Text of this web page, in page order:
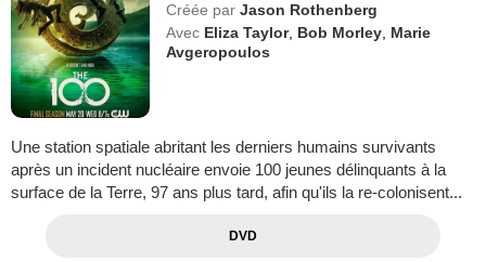
Créée par Jason Rothenberg
Avec Eliza Taylor, Bob Morley Marie
Avgeropoulos
Une station spatiale abritant les derniers humains survivants
après un incident nucléaire envoie 100 jeunes délinquants à la
surface de la Terre, 97 ans plus tard, afin qu'ils la re-colonisent...
DVD